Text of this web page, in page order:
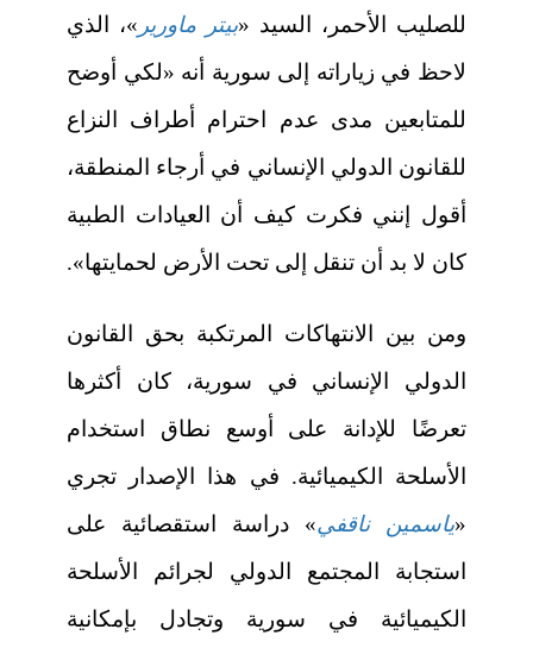
للصليب الأحمر، السيد «بيتر ماورير »، الذي
لاحظ في زياراته إلى سورية أنه «لكي أوضح
للمتابعين مدى عدم احترام أطراف النزاع
للقانون الدولي الإنساني في أرجاء المنطقة،
أقول إنني فكرت كيف أن العيادات الطبية
كان لا بد أن تنقل إلى تحت الأرض لحمايتها».
ومن بين الانتهاكات المرتكبة بحق القانون
الدولي الإنساني في سورية، كان أكثرها
تعرضًا للإدانة على أوسع نطاق استخدام
الأسلحة الكيميائية. في هذا الإصدار تجري
«ياسمين ناقفي» دراسة استقصائية على
استجابة المجتمع الدولي لجرائم الأسلحة
الكيميائية في سورية وتجادل بإمكانية